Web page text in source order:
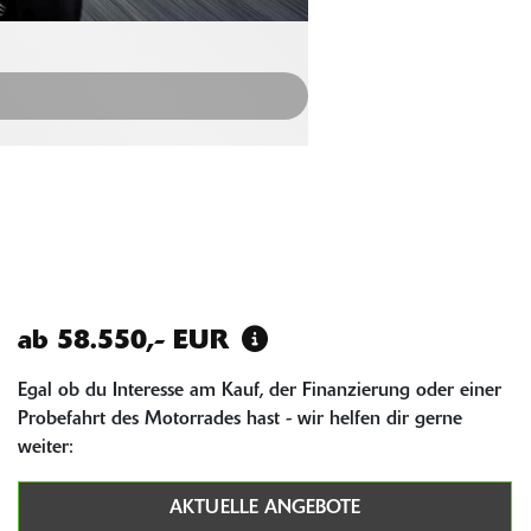
ab 58.550,- EUR
Egal ob du Interesse am Kauf, der Finanzierung oder einer
Probefahrt des Motorrades hast - wir helfen dir gerne
weiter:
AKTUELLE ANGEBOTE